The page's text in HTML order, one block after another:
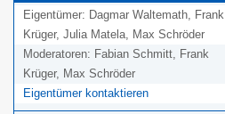
Eigentümer: Dagmar Waltemath, Frank
Krüger, Julia Matela, Max Schröder
Moderatoren: Fabian Schmitt, Frank
Krüger, Max Schröder
Eigentümer kontaktieren